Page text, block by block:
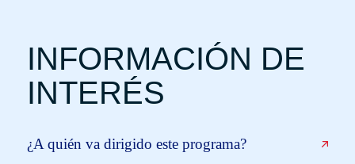
INFORMACIÓN DE
INTERÉS
¿A quién va dirigido este programa?